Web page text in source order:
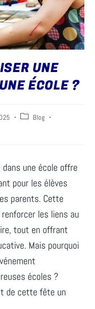
UNE
ÉCOLE ?
Blog
une école offre
pour les élèves
parents. Cette
les liens au
tout en offrant
Mais pourquoi
écoles ?
de cette fête un